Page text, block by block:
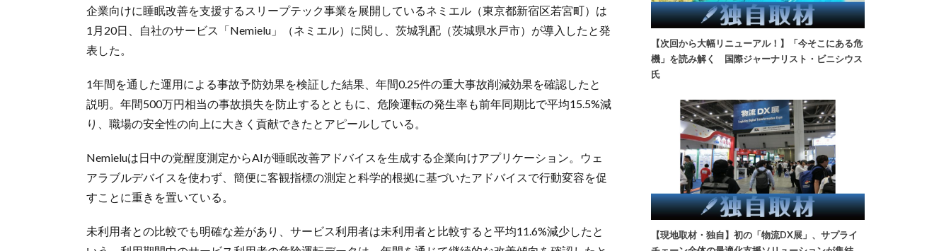
企業向けに睡眠改善を支援するスリープテック事業を展開しているネミエル（東京都新宿区若宮町）は
1月20日、自社のサービス「Nemielu」（ネミエル）に関し、茨城乳配（茨城県水戸市）が導入したと発
表した。
1年間を通した運用による事故予防効果を検証した結果、年間0.25件の重大事故削減効果を確認したと
説明。年間500万円相当の事故損失を防止するとともに、危険運転の発生率も前年同期比で平均15.5%減
り、職場の安全性の向上に大きく貢献できたとアピールしている。
Nemieluは日中の覚醒度測定からAIが睡眠改善アドバイスを生成する企業向けアプリケーション。ウェ
アラブルデバイスを使わず、簡便に客観指標の測定と科学的根拠に基づいたアドバイスで行動変容を促
すことに重きを置いている。
未利用者との比較でも明確な差があり、サービス利用者は未利用者と比較すると平均11.6%減少したと
【次回から大幅リニューアル！】「今そこにある危
機」を読み解く 国際ジャーナリスト・ビニシウス
氏
【現地取材・独自】初の「物流DX展」、サプライ